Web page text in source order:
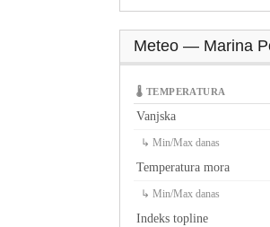
Meteo — Marina
🌡 TEMPERATURA
Vanjska
↳ Min/Max danas
Temperatura mora
↳ Min/Max danas
Indeks topline